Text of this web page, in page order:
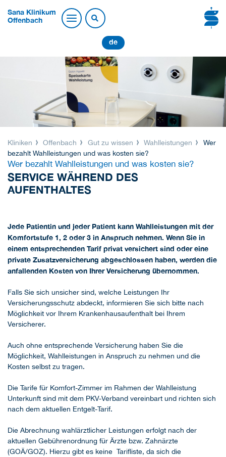
Sana Klinikum
Offenbach
de
Kliniken Offenbach Gut zu wissen Wahlleistungen
Wer
bezahlt Wahlleistungen und was kosten sie?
Wer bezahlt Wahlleistungen und was kosten sie?
SERVICE WÄHREND DES
AUFENTHALTES
Jede Patientin und jeder Patient kann Wahlleistungen mit der
Komfortstufe 1, 2 oder 3 in Anspruch nehmen. Wenn Sie in
einem entsprechenden Tarif privat versichert sind oder eine
private Zusatzversicherung abgeschlossen haben, werden die
anfallenden Kosten von Ihrer Versicherung übernommen.
Falls Sie sich unsicher sind, welche Leistungen Ihr
Versicherungsschutz abdeckt, informieren Sie sich bitte nach
Möglichkeit vor Ihrem Krankenhausaufenthalt bei Ihrem
Versicherer.
Auch ohne entsprechende Versicherung haben Sie die
Möglichkeit, Wahlleistungen in Anspruch zu nehmen und die
Kosten selbst zu tragen.
Die Tarife für Komfort-Zimmer im Rahmen der Wahlleistung
Unterkunft sind mit dem PKV-Verband vereinbart und richten sich
nach dem aktuellen Entgelt-Tarif.
Die Abrechnung wahlärztlicher Leistungen erfolgt nach der
aktuellen Gebührenordnung für Ärzte bzw. Zahnärzte
(GOÄ/GOZ). Hierzu gibt es keine Tarifliste, da sich die